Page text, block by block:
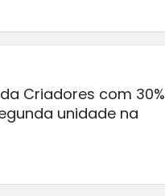
Criadores com 30%
unidade na